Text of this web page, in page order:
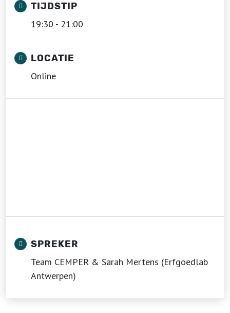
TIJDSTIP
19:30 - 21:00
LOCATIE
Online
SPREKER
Team CEMPER & Sarah Mertens (Erfgoedlab
Antwerpen)